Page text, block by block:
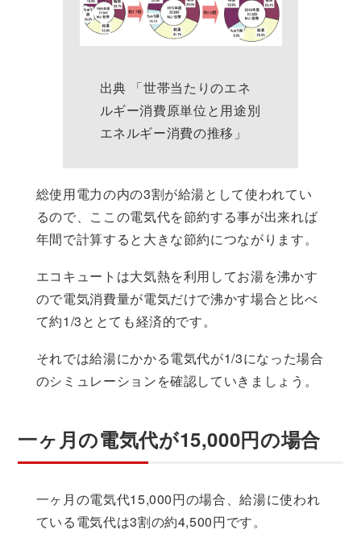
出典 「世帯当たりのエネ
ルギー消費原単位と用途別
エネルギー消費の推移」
総使用電力の内の3割が給湯として使われてい
るので、ここの電気代を節約する事が出来れば
年間で計算すると大きな節約につながります。
エコキュートは大気熱を利用してお湯を沸かす
ので電気消費量が電気だけで沸かす場合と比べ
て約1/3ととても経済的です。
それでは給湯にかかる電気代が1/3になった場合
のシミュレーションを確認していきましょう。
一ヶ月の電気代が15,000円の場合
一ヶ月の電気代15,000円の場合、給湯に使われ
ている電気代は3割の約4,500円です。